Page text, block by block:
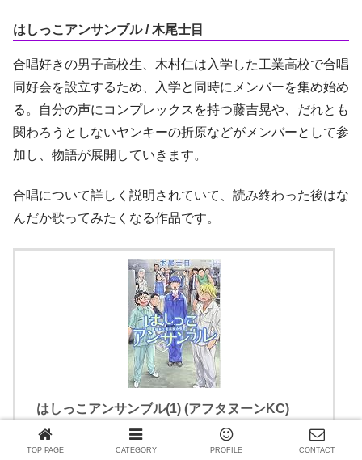
はしっこアンサンブル / 木尾士目
合唱好きの男子高校生、木村仁は入学した工業高校で合唱
同好会を設立するため、入学と同時にメンバーを集め始め
る。自分の声にコンプレックスを持つ藤吉晃や、だれとも
関わろうとしないヤンキーの折原などがメンバーとして参
加し、物語が展開していきます。
合唱について詳しく説明されていて、読み終わった後はな
んだか歌ってみたくなる作品です。
はしっこアンサンブル(1) (アフタヌーンKC)
TOP PAGE CATEGORY PROFILE CONTACT